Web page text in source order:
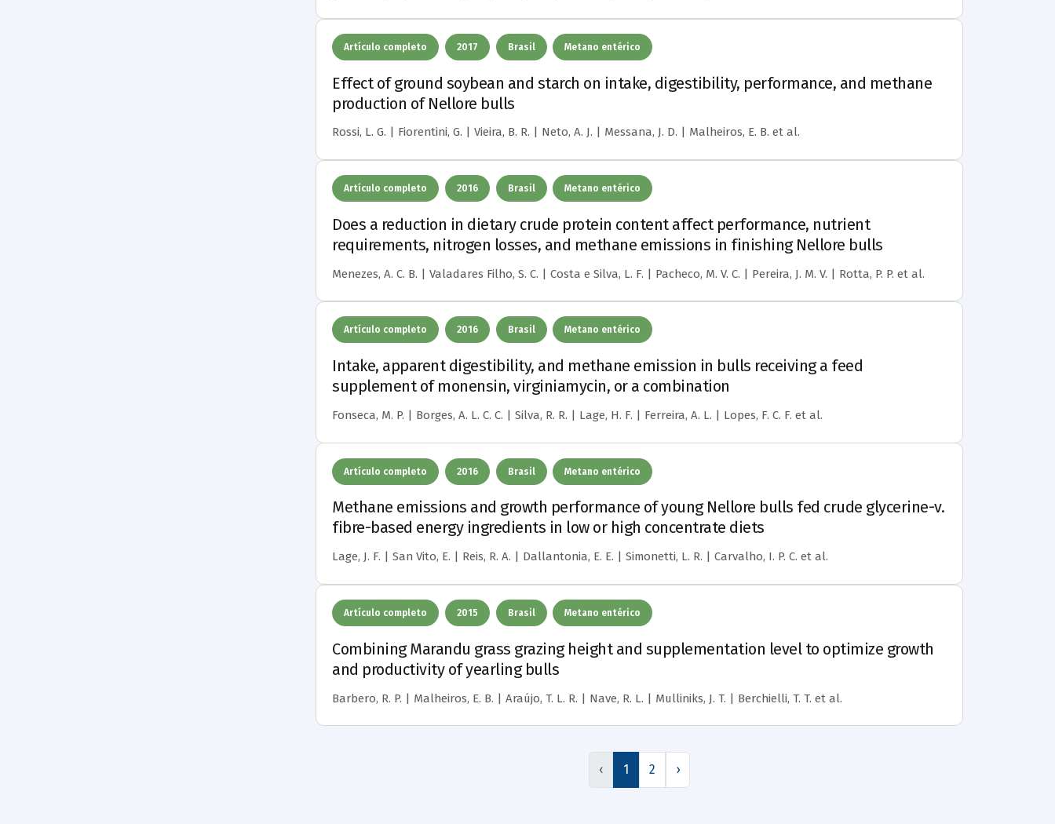
Artículo completo 2017 Brasil Metano entérico
Effect of ground soybean and starch on intake, digestibility, performance, and methane
production of Nellore bulls
Rossi, L. G. | Fiorentini, G. | Vieira, B. R. | Neto, A. J. | Messana, J. D. | Malheiros, E. B. et al.
Artículo completo 2016 Brasil Metano entérico
Does a reduction in dietary crude protein content affect performance, nutrient
requirements, nitrogen losses, and methane emissions in finishing Nellore bulls
Menezes, A. C. B. | Valadares Filho, S. C. | Costa e Silva, L. F. | Pacheco, M. V. C. | Pereira, J. M. V. | Rotta, P. P. et al.
Artículo completo 2016 Brasil Metano entérico
Intake, apparent digestibility, and methane emission in bulls receiving a feed
supplement of monensin, virginiamycin, or a combination
Fonseca, M. P. | Borges, A. L. C. C. | Silva, R. R. | Lage, H. F. | Ferreira, A. L. | Lopes, F. C. F. et al.
Artículo completo 2016 Brasil Metano entérico
Methane emissions and growth performance of young Nellore bulls fed crude glycerine-v.
fibre-based energy ingredients in low or high concentrate diets
Lage, J. F. | San Vito, E. | Reis, R. A. | Dallantonia, E. E. | Simonetti, L. R. | Carvalho, I. P. C. et al.
Artículo completo 2015 Brasil Metano entérico
Combining Marandu grass grazing height and supplementation level to optimize growth
and productivity of yearling bulls
Barbero, R. P. | Malheiros, E. B. | Araújo, T. L. R. | Nave, R. L. | Mulliniks, J. T. | Berchielli, T. T. et al.
‹ 1 2 ›